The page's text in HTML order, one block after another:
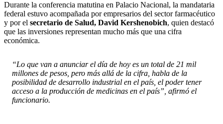
Durante la conferencia matutina en Palacio Nacional, la mandataria
federal estuvo acompañada por empresarios del sector farmacéutico
y por el secretario de Salud, David Kershenobich, quien destacó
que las inversiones representan mucho más que una cifra
económica.
“Lo que van a anunciar el día de hoy es un total de 21 mil
millones de pesos, pero más allá de la cifra, habla de la
posibilidad de desarrollo industrial en el país, el poder tener
acceso a la producción de medicinas en el país”, afirmó el
funcionario.